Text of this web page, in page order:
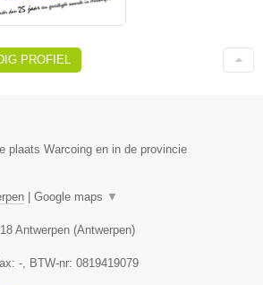
PROFIEL
plaats Warcoing en in de provincie
Google maps ▼
Antwerpen (Antwerpen)
- , BTW-nr: 0819419079